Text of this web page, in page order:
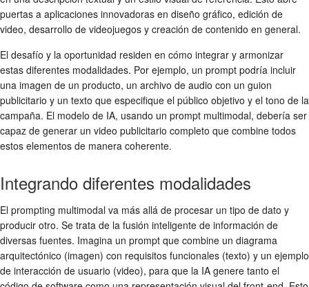
puertas a aplicaciones innovadoras en diseño gráfico, edición de
video, desarrollo de videojuegos y creación de contenido en general.
El desafío y la oportunidad residen en cómo integrar y armonizar
estas diferentes modalidades. Por ejemplo, un prompt podría incluir
una imagen de un producto, un archivo de audio con un guion
publicitario y un texto que especifique el público objetivo y el tono de la
campaña. El modelo de IA, usando un prompt multimodal, debería ser
capaz de generar un video publicitario completo que combine todos
estos elementos de manera coherente.
Integrando diferentes modalidades
El prompting multimodal va más allá de procesar un tipo de dato y
producir otro. Se trata de la fusión inteligente de información de
diversas fuentes. Imagina un prompt que combine un diagrama
arquitectónico (imagen) con requisitos funcionales (texto) y un ejemplo
de interacción de usuario (video), para que la IA genere tanto el